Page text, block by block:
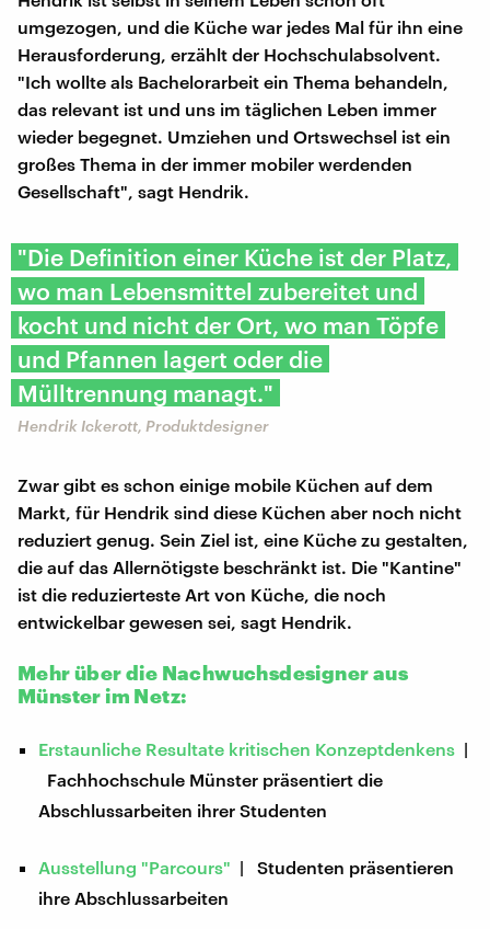
umgezogen, und die Küche war jedes Mal für ihn eine
Herausforderung, erzählt der Hochschulabsolvent.
"Ich wollte als Bachelorarbeit ein Thema behandeln,
das relevant ist und uns im täglichen Leben immer
wieder begegnet. Umziehen und Ortswechsel ist ein
großes Thema in der immer mobiler werdenden
Gesellschaft", sagt Hendrik.
"Die Definition einer Küche ist der Platz,
wo man Lebensmittel zubereitet und
kocht und nicht der Ort, wo man Töpfe
und Pfannen lagert oder die
Mülltrennung managt."
Hendrik Ickerott, Produktdesigner
Zwar gibt es schon einige mobile Küchen auf dem
Markt, für Hendrik sind diese Küchen aber noch nicht
reduziert genug. Sein Ziel ist, eine Küche zu gestalten,
die auf das Allernötigste beschränkt ist. Die "Kantine"
ist die reduzierteste Art von Küche, die noch
entwickelbar gewesen sei, sagt Hendrik.
Mehr über die Nachwuchsdesigner aus
Münster im Netz:
Erstaunliche Resultate kritischen Konzeptdenkens |
Fachhochschule Münster präsentiert die
Abschlussarbeiten ihrer Studenten
Ausstellung "Parcours" | Studenten präsentieren
ihre Abschlussarbeiten